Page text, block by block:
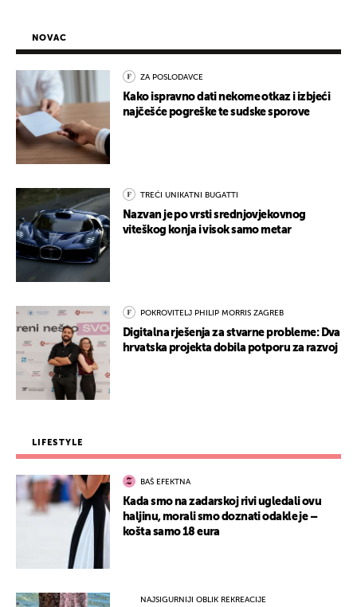
NOVAC
ZA POSLODAVCE
Kako ispravno dati nekome otkaz i izbjeći
najčešće pogreške te sudske sporove
TREĆI UNIKATNI BUGATTI
Nazvan je po vrsti srednjovjekovnog
viteškog konja i visok samo metar
POKROVITELJ PHILIP MORRIS ZAGREB
Digitalna rješenja za stvarne probleme: Dva
hrvatska projekta dobila potporu za razvoj
LIFESTYLE
BAŠ EFEKTNA
Kada smo na zadarskoj rivi ugledali ovu
haljinu, morali smo doznati odakle je –
košta samo 18 eura
NAJSIGURNIJI OBLIK REKREACIJE